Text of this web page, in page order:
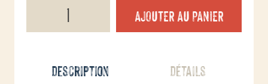
AJOUTER AU PANIER
Description Détails